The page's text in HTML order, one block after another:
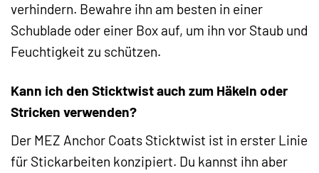
verhindern. Bewahre ihn am besten in einer
Schublade oder einer Box auf, um ihn vor Staub und
Feuchtigkeit zu schützen.
Kann ich den Sticktwist auch zum Häkeln oder
Stricken verwenden?
Der MEZ Anchor Coats Sticktwist ist in erster Linie
für Stickarbeiten konzipiert. Du kannst ihn aber